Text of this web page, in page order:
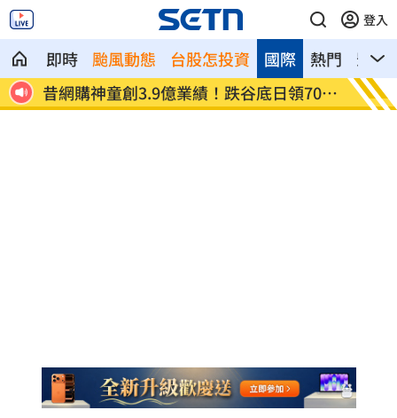
登入
即時 颱風動態 台股怎投資 熱門 影音
國際
苦
昔網購神童創3.9億業績！跌谷底日領700
元
苦茶
導